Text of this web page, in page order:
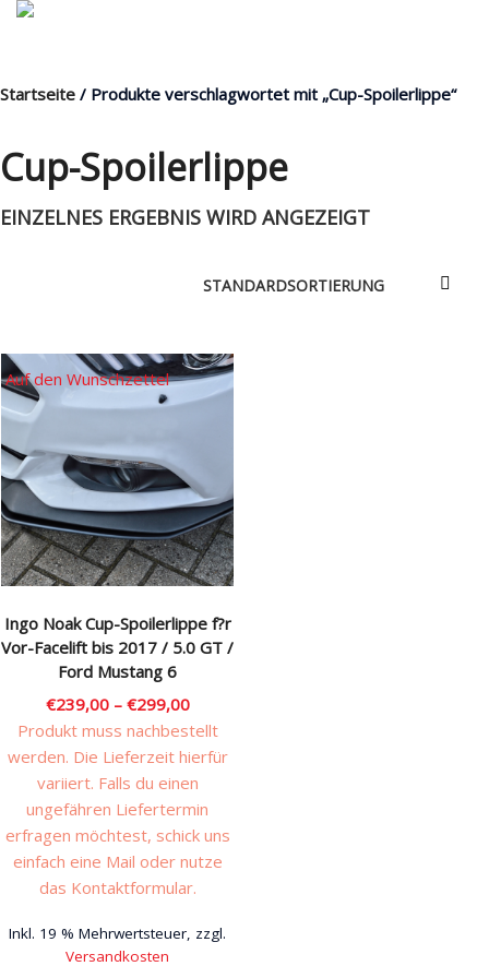
MENÜ
Products
Nach Baugruppen
Wunschliste
Blog
Rechtliches & Service
Startseite / Produkte verschlagwortet mit „Cup-Spoilerlippe“
Cup-Spoilerlippe
EINZELNES ERGEBNIS WIRD ANGEZEIGT
Ingo Noak Cup-Spoilerlippe f?r
Vor-Facelift bis 2017 / 5.0 GT /
Ford Mustang 6
€239,00– €299,00
Produkt muss nachbestellt
werden. Die Lieferzeit hierfür
variiert. Falls du einen
ungefähren Liefertermin
erfragen möchtest, schick uns
einfach eine Mail oder nutze
das Kontaktformular.
Inkl. 19 % Mehrwertsteuer, zzgl.
Versandkosten
Auf den Wunschzettel